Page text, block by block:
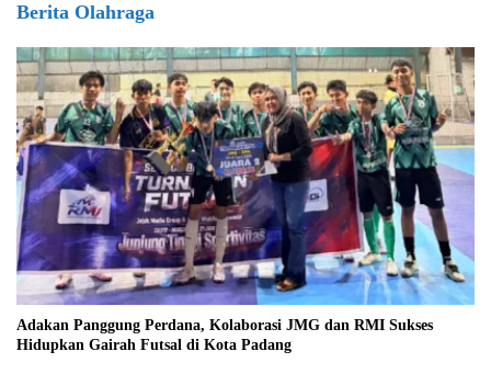
Berita Olahraga
Adakan Panggung Perdana, Kolaborasi JMG dan RMI Sukses
Hidupkan Gairah Futsal di Kota Padang